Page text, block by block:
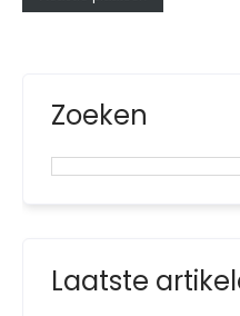
Zoeken
Laatste